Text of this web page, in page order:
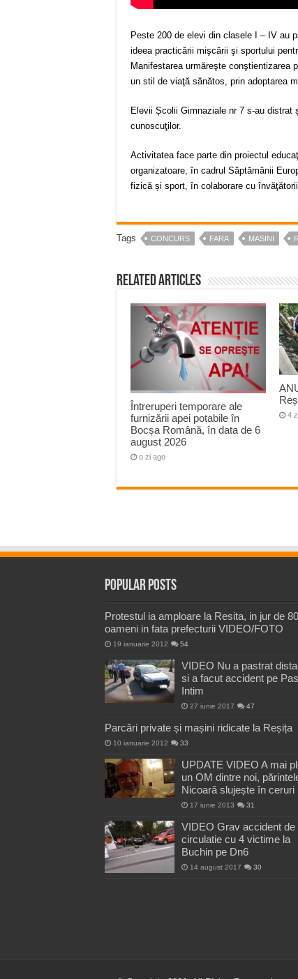
Peste 200 de elevi din clasele I – IV au
ideea practicării mişcării şi sportului
Manifestarea urmăreşte conştientizarea
un stil de viaţă sănătos, prin adoptarea
Elevii Școlii Gimnaziale nr 7 s-au
cunoscuţilor.
Activitatea face parte din proiectul
organizatoare, în cadrul Săptămânii
fizică și sport, în colaborare cu
Tags CONCURS FARA MASINI
Related Articles
Întreruperi temporare ale
furnizării apei potabile în
Bocșa Română, în data de 6
august 2026
o zi ago
4
Popular Posts
Protestul ia amploare la Resita, in jur de
oameni in fata prefecturii VIDEO/FOTO
19 ianuarie 2012 54
VIDEO Nu a pastrat
si a facut accident pe
Intim
27 iunie 2017 47
Parcări private și mașini ridicate la Reșița
10 ianuarie 2012 33
UPDATE VIDEO A mai
un OM dintre noi,
Nicoară slujește în ceruri
17 iunie 2013 31
VIDEO Grav accident de
circulatie cu 4 victime la
Buchin pe Dn6
14 august 2017 30